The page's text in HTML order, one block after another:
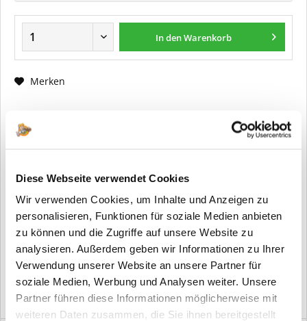
Diese Webseite verwendet Cookies
Wir verwenden Cookies, um Inhalte und Anzeigen zu
personalisieren, Funktionen für soziale Medien anbieten
zu können und die Zugriffe auf unsere Website zu
analysieren. Außerdem geben wir Informationen zu Ihrer
Verwendung unserer Website an unsere Partner für
soziale Medien, Werbung und Analysen weiter. Unsere
Partner führen diese Informationen möglicherweise mit
weiteren Daten zusammen, die Sie ihnen bereitgestellt
In den Warenkorb
Merken
Fragen zum Artikel?
Info:
Dieser Artikel wird gemäß Ihrer
kundenspezifische Anfertigung vom
Widerruf / der Rückgabe
ausgeschlossen.
Vorteile
Kostenloser Versand ab € 2000,- Bestellwert
Versand mit eigener Spedition